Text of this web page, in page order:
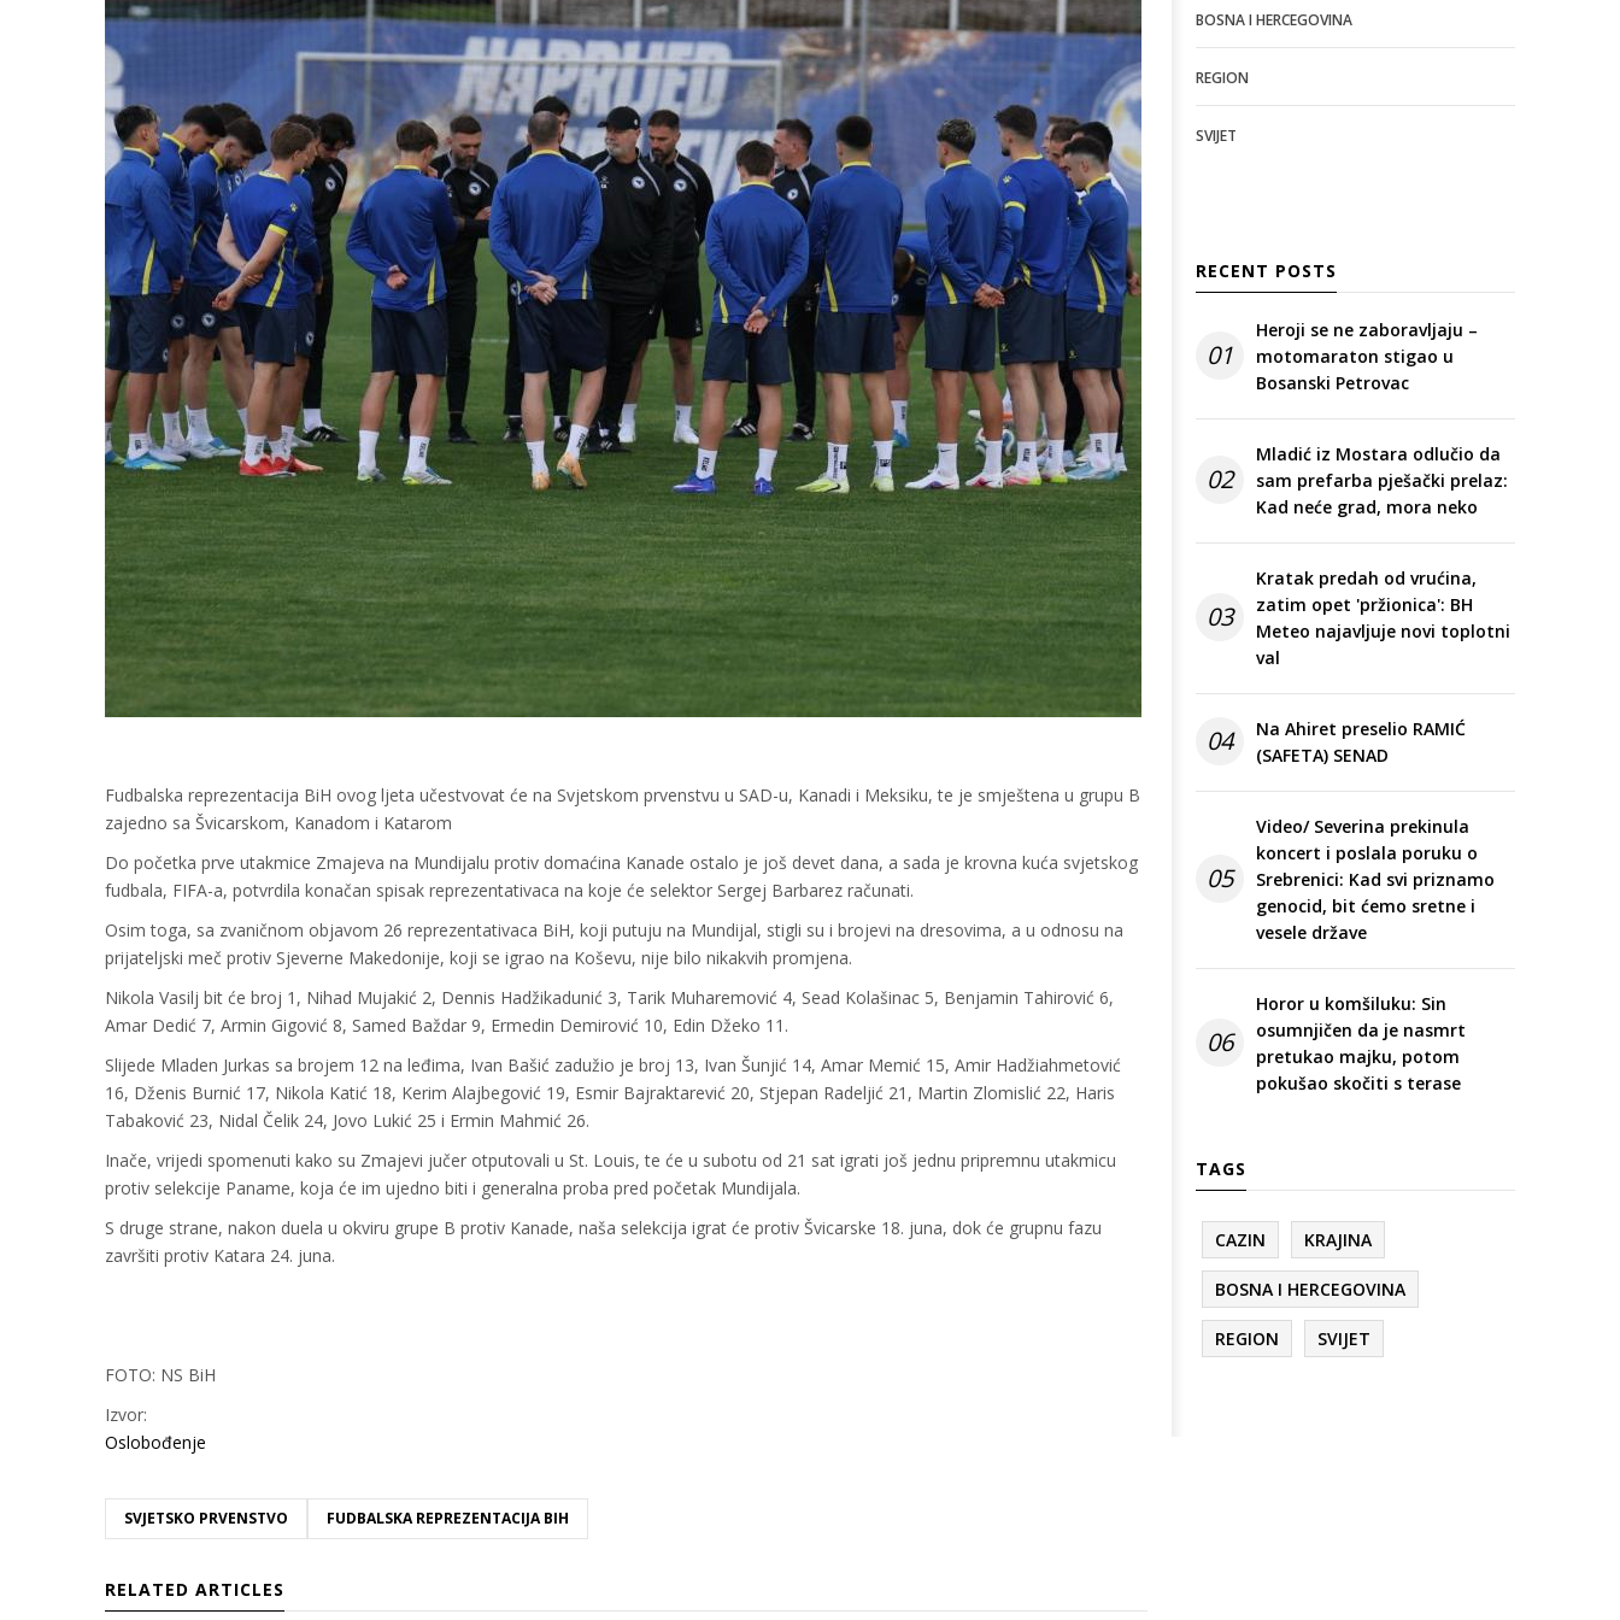
Fudbalska reprezentacija BiH ovog ljeta učestvovat će na Svjetskom prvenstvu u SAD-u, Kanadi i Meksiku, te je smještena u grupu B
zajedno sa Švicarskom, Kanadom i Katarom
Do početka prve utakmice Zmajeva na Mundijalu protiv domaćina Kanade ostalo je još devet dana, a sada je krovna kuća svjetskog
fudbala, FIFA-a, potvrdila konačan spisak reprezentativaca na koje će selektor Sergej Barbarez računati.
Osim toga, sa zvaničnom objavom 26 reprezentativaca BiH, koji putuju na Mundijal, stigli su i brojevi na dresovima, a u odnosu na
prijateljski meč protiv Sjeverne Makedonije, koji se igrao na Koševu, nije bilo nikakvih promjena.
Nikola Vasilj bit će broj 1, Nihad Mujakić 2, Dennis Hadžikadunić 3, Tarik Muharemović 4, Sead Kolašinac 5, Benjamin Tahirović 6,
Amar Dedić 7, Armin Gigović 8, Samed Baždar 9, Ermedin Demirović 10, Edin Džeko 11.
Slijede Mladen Jurkas sa brojem 12 na leđima, Ivan Bašić zadužio je broj 13, Ivan Šunjić 14, Amar Memić 15, Amir Hadžiahmetović
16, Dženis Burnić 17, Nikola Katić 18, Kerim Alajbegović 19, Esmir Bajraktarević 20, Stjepan Radeljić 21, Martin Zlomislić 22, Haris
Tabaković 23, Nidal Čelik 24, Jovo Lukić 25 i Ermin Mahmić 26.
Inače, vrijedi spomenuti kako su Zmajevi jučer otputovali u St. Louis, te će u subotu od 21 sat igrati još jednu pripremnu utakmicu
protiv selekcije Paname, koja će im ujedno biti i generalna proba pred početak Mundijala.
S druge strane, nakon duela u okviru grupe B protiv Kanade, naša selekcija igrat će protiv Švicarske 18. juna, dok će grupnu fazu
završiti protiv Katara 24. juna.
FOTO: NS BiH
Izvor:
Oslobođenje
SVJETSKO PRVENSTVO FUDBALSKA REPREZENTACIJA BIH
RELATED ARTICLES
BOSNA I HERCEGOVINA
REGION
SVIJET
RECENT POSTS
01
Heroji se ne zaboravljaju –
motomaraton stigao u
Bosanski Petrovac
02
Mladić iz Mostara odlučio da
sam prefarba pješački prelaz:
Kad neće grad, mora neko
03
Kratak predah od vrućina,
zatim opet 'pržionica': BH
Meteo najavljuje novi toplotni
val
04
Na Ahiret preselio RAMIĆ
(SAFETA) SENAD
05
Video/ Severina prekinula
koncert i poslala poruku o
Srebrenici: Kad svi priznamo
genocid, bit ćemo sretne i
vesele države
06
Horor u komšiluku: Sin
osumnjičen da je nasmrt
pretukao majku, potom
pokušao skočiti s terase
TAGS
CAZIN KRAJINA
BOSNA I HERCEGOVINA
REGION SVIJET